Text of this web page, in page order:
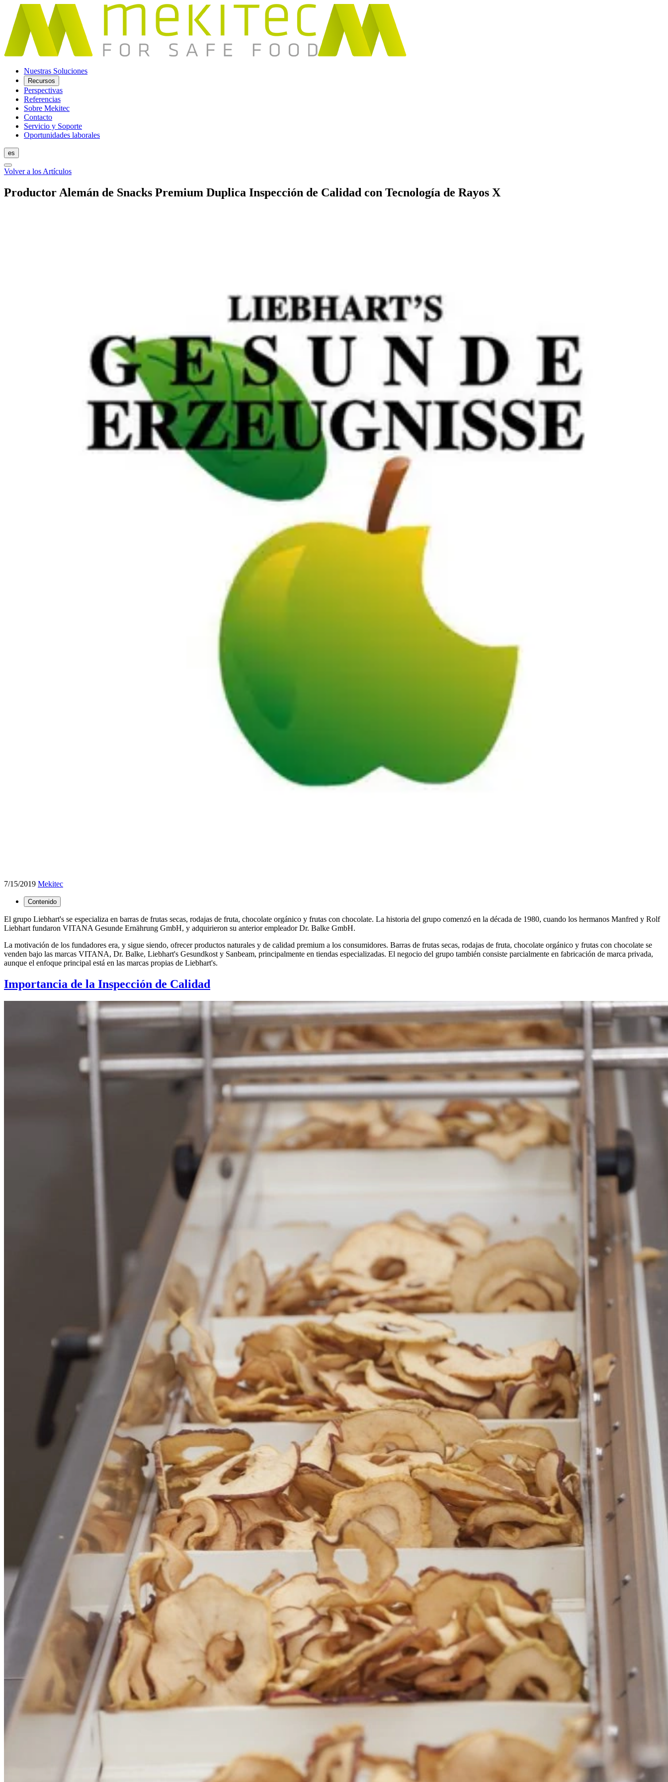
Nuestras Soluciones
Recursos
Perspectivas
Referencias
Sobre Mekitec
Contacto
Servicio y Soporte
Oportunidades laborales
es
Volver a los Artículos
Productor Alemán de Snacks Premium Duplica Inspección de Calidad con Tecnología de Rayos X
7/15/2019 Mekitec
Contenido
El grupo Liebhart's se especializa en barras de frutas secas, rodajas de fruta, chocolate orgánico y frutas con chocolate. La historia del grupo comenzó en la década de 1980, cuando los hermanos Manfred y Rolf
Liebhart fundaron VITANA Gesunde Ernährung GmbH, y adquirieron su anterior empleador Dr. Balke GmbH.
La motivación de los fundadores era, y sigue siendo, ofrecer productos naturales y de calidad premium a los consumidores. Barras de frutas secas, rodajas de fruta, chocolate orgánico y frutas con chocolate se
venden bajo las marcas VITANA, Dr. Balke, Liebhart's Gesundkost y Sanbeam, principalmente en tiendas especializadas. El negocio del grupo también consiste parcialmente en fabricación de marca privada,
aunque el enfoque principal está en las marcas propias de Liebhart's.
Importancia de la Inspección de Calidad